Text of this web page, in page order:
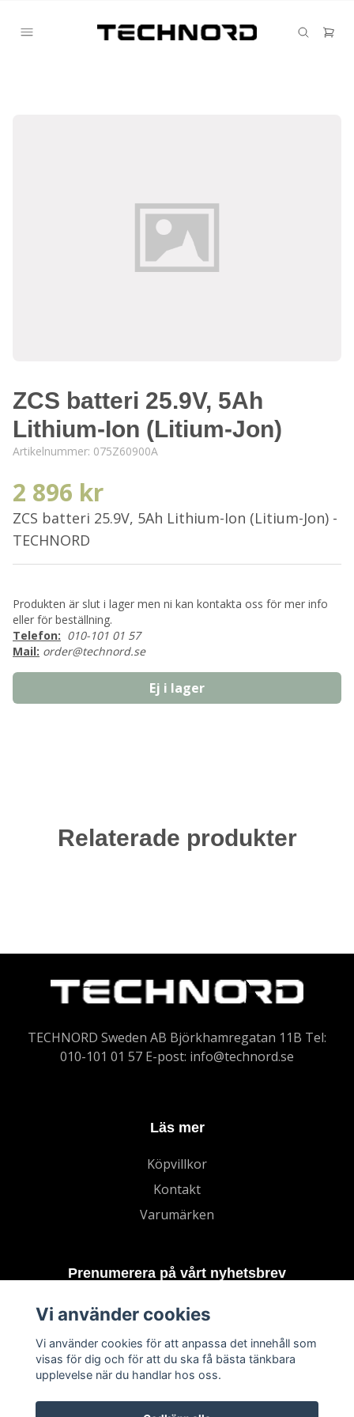
ZCS batteri 25.9V, 5Ah
Lithium-Ion (Litium-Jon)
Artikelnummer: 075Z60900A
2 896 kr
ZCS batteri 25.9V, 5Ah Lithium-Ion (Litium-Jon) -
TECHNORD
Produkten är slut i lager men ni kan kontakta oss för mer info
eller för beställning.
Telefon: 010-101 01 57
Mail: order@technord.se
Ej i lager
Relaterade produkter
TECHNORD Sweden AB Björkhamregatan 11B Tel:
010-101 01 57 E-post: info@technord.se
Läs mer
Köpvillkor
Kontakt
Varumärken
Prenumerera på vårt nyhetsbrev
Vi använder cookies
Vi använder cookies för att anpassa det innehåll som
visas för dig och för att du ska få bästa tänkbara
upplevelse när du handlar hos oss.